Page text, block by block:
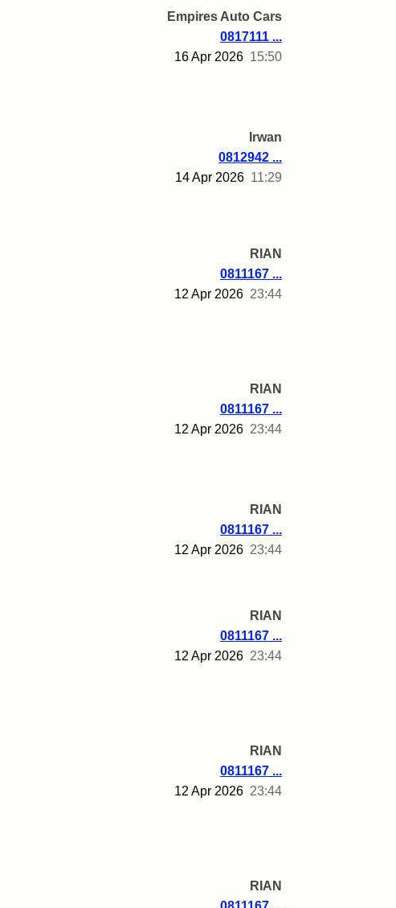
Empires Auto Cars
0817111 ...
16 Apr 2026 15:50
Irwan
0812942 ...
14 Apr 2026 11:29
RIAN
0811167 ...
12 Apr 2026 23:44
RIAN
0811167 ...
12 Apr 2026 23:44
RIAN
0811167 ...
12 Apr 2026 23:44
RIAN
0811167 ...
12 Apr 2026 23:44
RIAN
0811167 ...
12 Apr 2026 23:44
RIAN